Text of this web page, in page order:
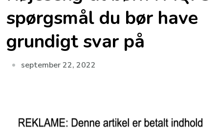
spørgsmål du bør have
grundigt svar på
september 22, 2022